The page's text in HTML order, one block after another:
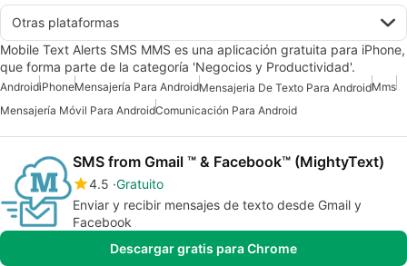
Otras plataformas
Mobile Text Alerts SMS MMS es una aplicación gratuita para iPhone,
que forma parte de la categoría 'Negocios y Productividad'.
AndroidiPhoneMensajería Para AndroidMensajeria De Texto Para AndroidMms
Mensajería Móvil Para AndroidComunicación Para Android
SMS from Gmail ™ & Facebook™ (MightyText)
4.5 Gratuito
Enviar y recibir mensajes de texto desde Gmail y
Facebook
Descargar gratis para Chrome